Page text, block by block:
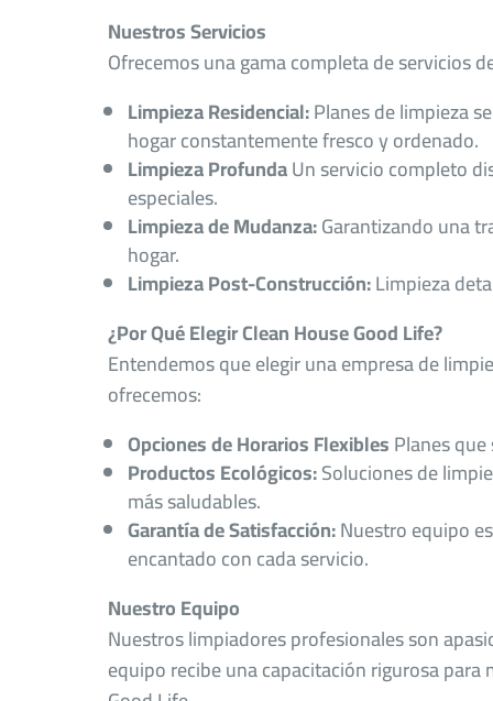
Nuestros Servicios
Ofrecemos una gama completa de servicios
Limpieza Residencial:Planes de limpieza
hogar constantemente fresco y ordenado.
Limpieza ProfundaUn servicio completo
especiales.
Limpieza de Mudanza:Garantizando una
hogar.
Limpieza Post-Construcción:Limpieza
¿Por Qué Elegir Clean House Good Life?
Entendemos que elegir una empresa de
ofrecemos:
Opciones de Horarios FlexiblesPlanes
Productos Ecológicos:Soluciones de
más saludables.
Garantía de Satisfacción:Nuestro equipo
encantado con cada servicio.
Nuestro Equipo
Nuestros limpiadores profesionales son
equipo recibe una capacitación rigurosa